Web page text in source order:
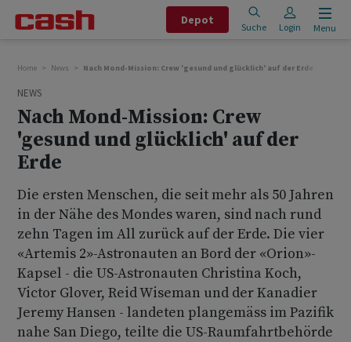
Depot
Suche Login Menu
Home News Nach Mond-Mission: Crew 'gesund und glücklich' auf der Erde
NEWS
Nach Mond-Mission: Crew
'gesund und glücklich' auf der
Erde
Die ersten Menschen, die seit mehr als 50 Jahren
in der Nähe des Mondes waren, sind nach rund
zehn Tagen im All zurück auf der Erde. Die vier
«Artemis 2»-Astronauten an Bord der «Orion»-
Kapsel - die US-Astronauten Christina Koch,
Victor Glover, Reid Wiseman und der Kanadier
Jeremy Hansen - landeten plangemäss im Pazifik
nahe San Diego, teilte die US-Raumfahrtbehörde